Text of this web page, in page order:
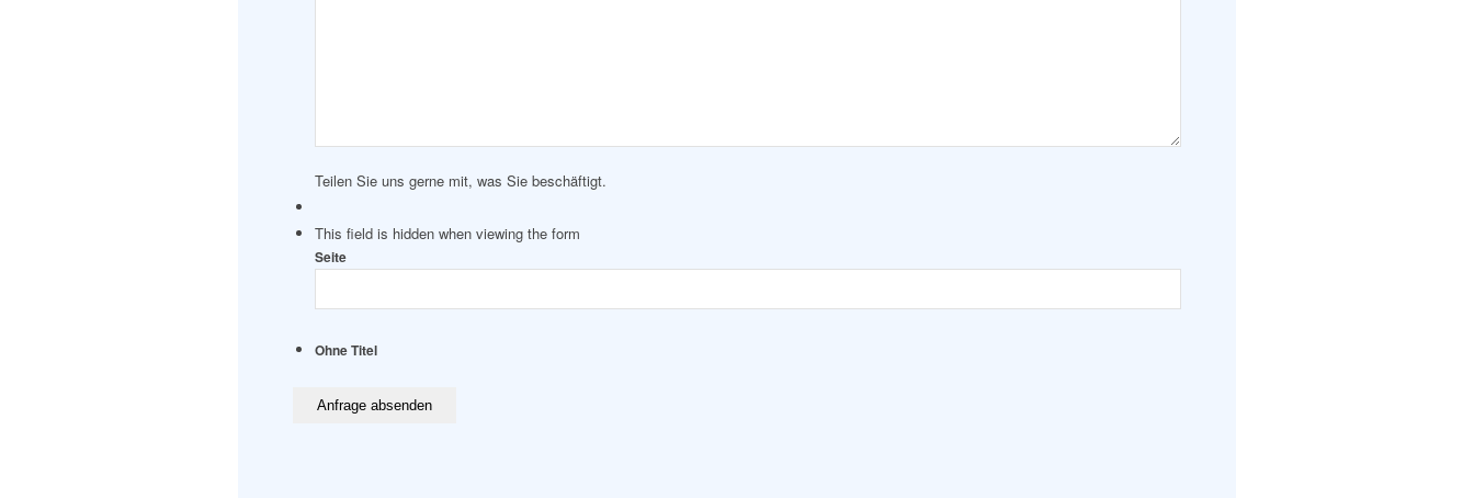
Teilen Sie uns gerne mit, was Sie beschäftigt.
This field is hidden when viewing the form
Seite
Ohne Titel